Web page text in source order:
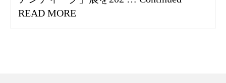
READ MORE